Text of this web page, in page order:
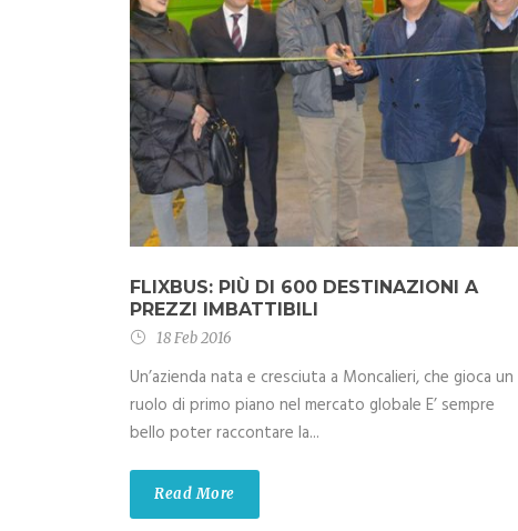
FLIXBUS: PIÙ DI 600 DESTINAZIONI A
PREZZI IMBATTIBILI
18 Feb 2016
Un’azienda nata e cresciuta a Moncalieri, che gioca un
ruolo di primo piano nel mercato globale E’ sempre
bello poter raccontare la...
Read More